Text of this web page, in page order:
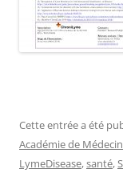
Cette entrée a été
Académie de
LymeDisease,santé,